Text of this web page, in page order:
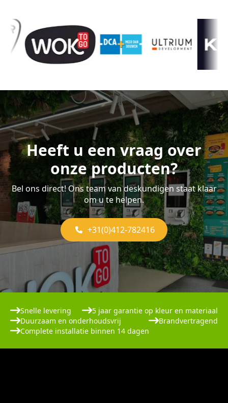
Heeft u een vraag over
onze producten?
Bel ons direct! Ons team van deskundigen staat klaar
om u te helpen.
+31(0)412-782416
Snelle levering
5 jaar garantie op kleur en materiaal
Duurzaam en onderhoudsvrij
Brandvertragend
Complete installatie binnen 14 dagen